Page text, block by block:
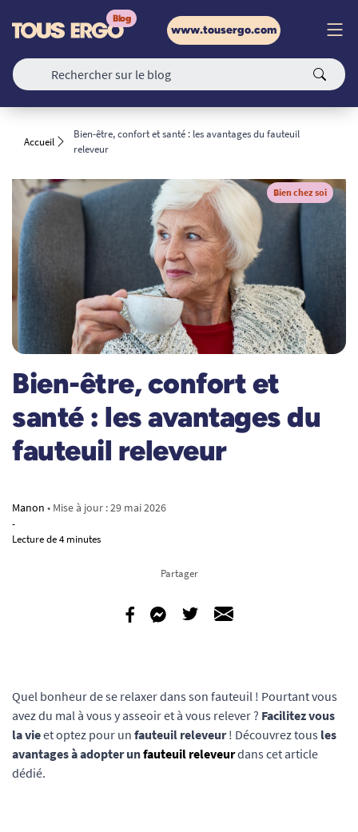
www.tousergo.com
Accueil
Bien-être, confort et santé : les avantages du fauteuil
releveur
Bien-être, confort et
santé : les avantages du
fauteuil releveur
Manon • Mise à jour :29 mai 2026
-
Lecture de 4 minutes
Partager
Bien chez soi
Quel bonheur de se relaxer dans son fauteuil ! Pourtant vous
avez du mal à vous y asseoir et à vous relever ? Facilitez vous
la vieet optez pour un fauteuil releveur! Découvrez tous les
avantages à adopter unfauteuil releveurdans cet article
dédié.